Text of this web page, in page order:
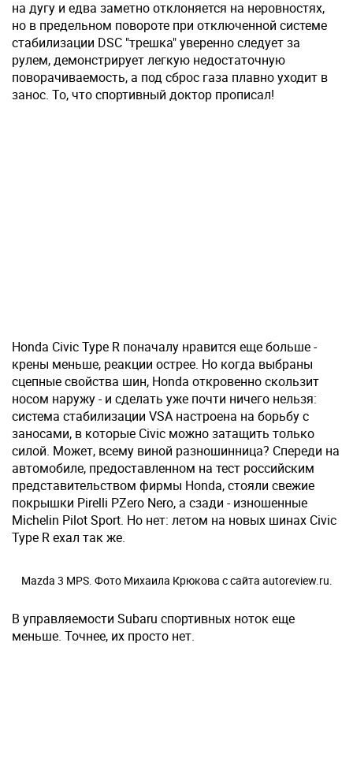
на дугу и едва заметно отклоняется на неровностях,
но в предельном повороте при отключенной системе
стабилизации DSC "трешка" уверенно следует за
рулем, демонстрирует легкую недостаточную
поворачиваемость, а под сброс газа плавно уходит в
занос. То, что спортивный доктор прописал!
Honda Civic Type R поначалу нравится еще больше -
крены меньше, реакции острее. Но когда выбраны
сцепные свойства шин, Honda откровенно скользит
носом наружу - и сделать уже почти ничего нельзя:
система стабилизации VSA настроена на борьбу с
заносами, в которые Civic можно затащить только
силой. Может, всему виной разношинница? Спереди на
автомобиле, предоставленном на тест российским
представительством фирмы Honda, стояли свежие
покрышки Pirelli PZero Nero, а сзади - изношенные
Michelin Pilot Sport. Но нет: летом на новых шинах Civic
Type R ехал так же.
Mazda 3 MPS. Фото Михаила Крюкова с сайта autoreview.ru.
В управляемости Subaru спортивных ноток еще
меньше. Точнее, их просто нет.